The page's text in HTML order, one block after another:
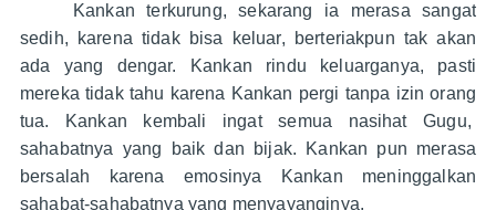
Kankan terkurung, sekarang ia merasa sangat
sedih, karena tidak bisa keluar, berteriakpun tak akan
ada yang dengar. Kankan rindu keluarganya, pasti
mereka tidak tahu karena Kankan pergi tanpa izin orang
tua. Kankan kembali ingat semua nasihat Gugu,
sahabatnya yang baik dan bijak. Kankan pun merasa
bersalah karena emosinya Kankan meninggalkan
sahabat-sahabatnya yang menyayanginya.